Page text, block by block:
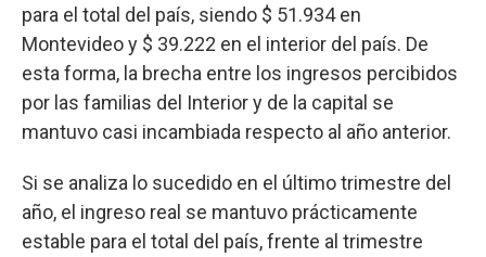
para el total del país, siendo $ 51.934 en
Montevideo y $ 39.222 en el interior del país. De
esta forma, la brecha entre los ingresos percibidos
por las familias del Interior y de la capital se
mantuvo casi incambiada respecto al año anterior.
Si se analiza lo sucedido en el último trimestre del
año, el ingreso real se mantuvo prácticamente
estable para el total del país, frente al trimestre